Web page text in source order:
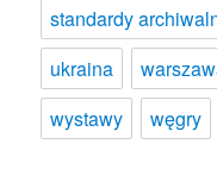
standardy
ukraina
wystawy
węgry